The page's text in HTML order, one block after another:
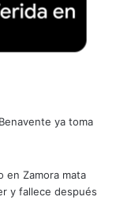
ya toma
en Zamora mata
y fallece después